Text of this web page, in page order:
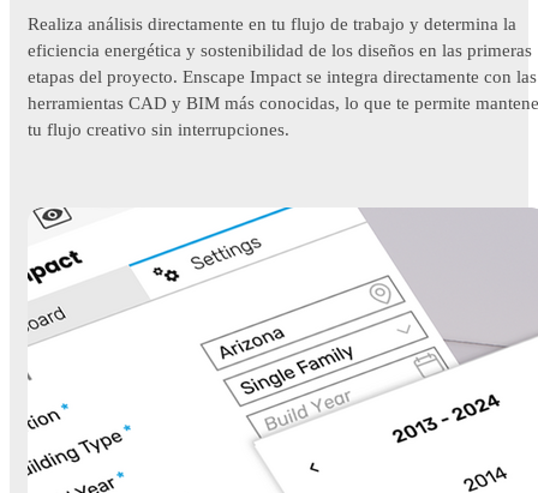
Realiza análisis directamente en tu flujo de trabajo y determina la
eficiencia energética y sostenibilidad de los diseños en las primeras
etapas del proyecto. Enscape Impact se integra directamente con las
herramientas CAD y BIM más conocidas, lo que te permite
tu flujo creativo sin interrupciones.